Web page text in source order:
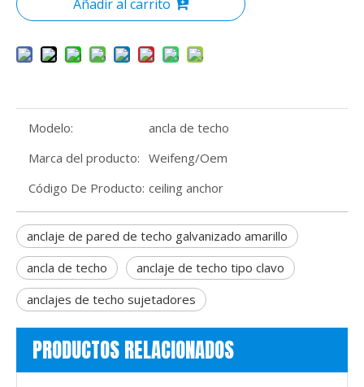
Añadir al carrito
Modelo:
ancla de techo
Marca del producto: Weifeng/Oem
Código De Producto: ceiling anchor
anclaje de pared de techo galvanizado amarillo
ancla de techo
anclaje de techo tipo clavo
anclajes de techo sujetadores
PRODUCTOS RELACIONADOS